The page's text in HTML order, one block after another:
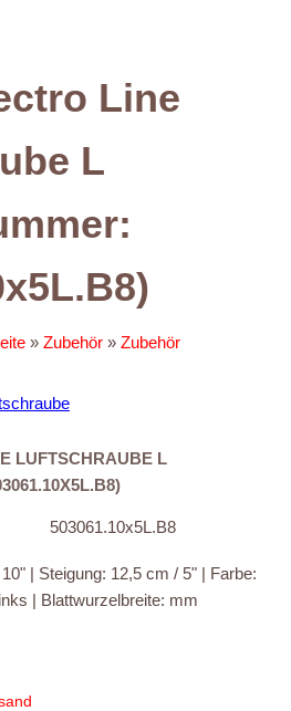
Line
L
» Zubehör » Zubehör
LUFTSCHRAUBE L
503061.10x5L.B8
| Steigung: 12,5 cm / 5" | Farbe:
| Blattwurzelbreite: mm